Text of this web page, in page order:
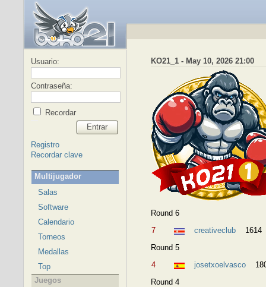
Usuario:
Contraseña:
Recordar
Entrar
Registro
Recordar clave
Multijugador
Salas
Software
Calendario
Torneos
Medallas
Top
Juegos
KO21_1 - May 10, 2026 21:00
Round 6
7
creativeclub
1614
Round 5
4
josetxoelvasco
Round 4